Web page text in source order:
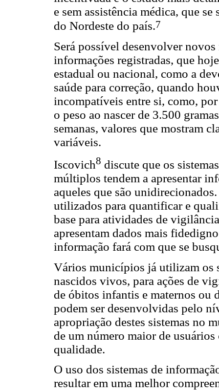
e sem assistência médica, que
do Nordeste do país.7
Será possível desenvolver
informações registradas, que
estadual ou nacional, como a
saúde para correção, quando
incompatíveis entre si, como,
o peso ao nascer de 3.500
semanas, valores que mostram
variáveis.
Iscovich8 discute que os
múltiplos tendem a apresentar
aqueles que são
utilizados para quantificar e
base para atividades de
apresentam dados mais
informação fará com que se
Vários municípios já utilizam os
nascidos vivos, para ações de
de óbitos infantis e maternos ou
podem ser desenvolvidas pelo
apropriação destes sistemas no
de um número maior de
qualidade.
O uso dos sistemas de
resultar em uma melhor